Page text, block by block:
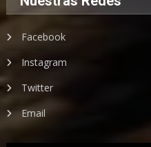
Facebook
Instagram
Twitter
Email